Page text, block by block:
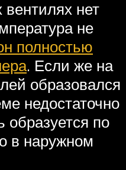
нет
не
полностью
. Если же на
образовался
недостаточно
образуется по
в наружном